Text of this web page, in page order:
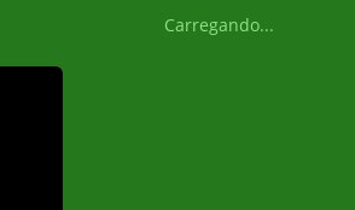
Carregando...